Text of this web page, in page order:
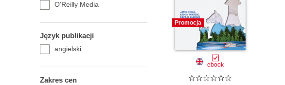
O'Reilly Media
Język publikacji
angielski
Zakres cen
Promocja
ebook